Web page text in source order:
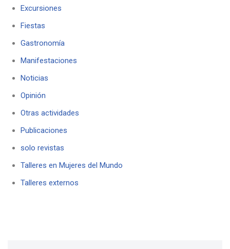
Excursiones
Fiestas
Gastronomía
Manifestaciones
Noticias
Opinión
Otras actividades
Publicaciones
solo revistas
Talleres en Mujeres del Mundo
Talleres externos